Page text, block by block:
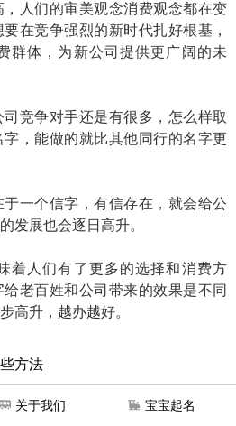
人们的审美观念消费观念都在变
在竞争强烈的新时代扎好根基，
群体，为新公司提供更广阔的未
竞争对手还是有很多，怎么样取
，能做的就比其他同行的名字更
一个信字，有信存在，就会给公
发展也会逐日高升。
着人们有了更多的选择和消费方
给老百姓和公司带来的效果是不同
高升，越办越好。
方法
关于我们 宝宝起名